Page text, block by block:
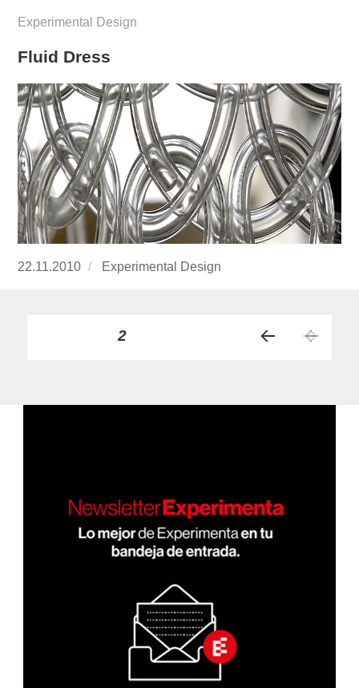
Experimental Design
Fluid Dress
Publicado
22.11.2010 https://www.experimenta.es/author/
Experimental Design
Paginación
entradas
PÁGINA2